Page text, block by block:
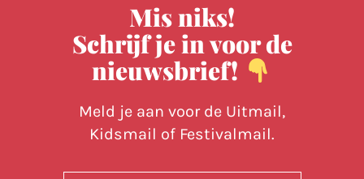
Mis niks!
Schrijf je in voor de
nieuwsbrief!
Meld je aan voor de Uitmail,
Kidsmail of Festivalmail.